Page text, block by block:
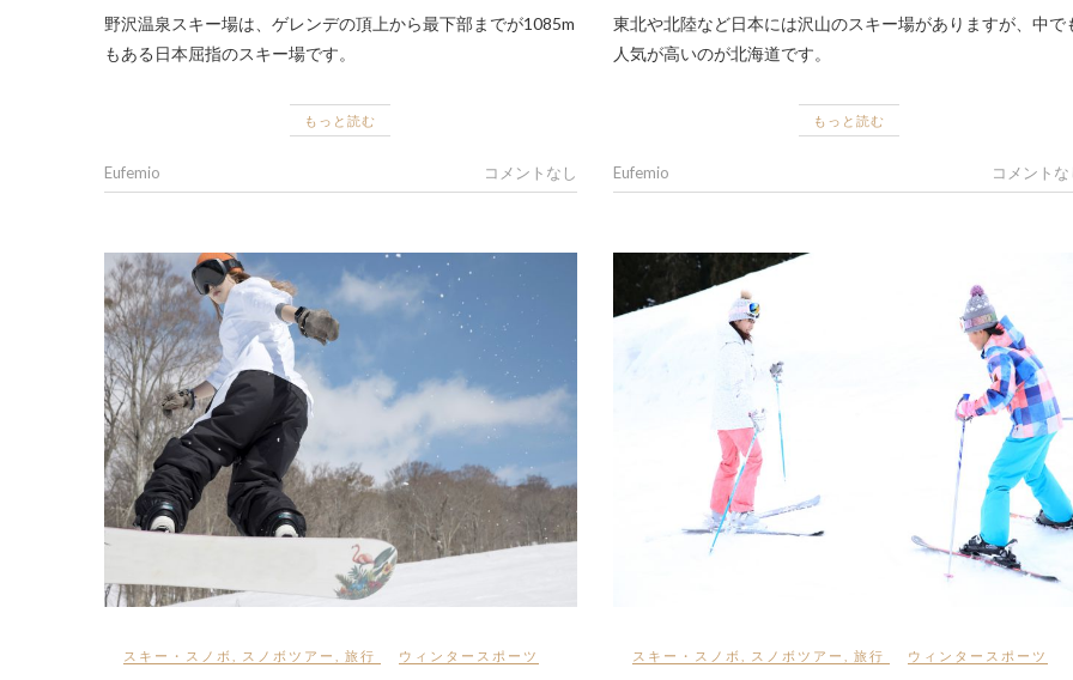
野沢温泉スキー場は、ゲレンデの頂上から最下部までが1085m
もある日本屈指のスキー場です。
もっと読む
Eufemio コメントなし
東北や北陸など日本には沢山のスキー場がありますが、中で
人気が高いのが北海道です。
もっと読む
Eufemio コメントな
スキー・スノボ スノボツアー ,旅行 ウィンタースポーツ スキー・スノボ スノボツアー 旅行 ウィンタースポーツ